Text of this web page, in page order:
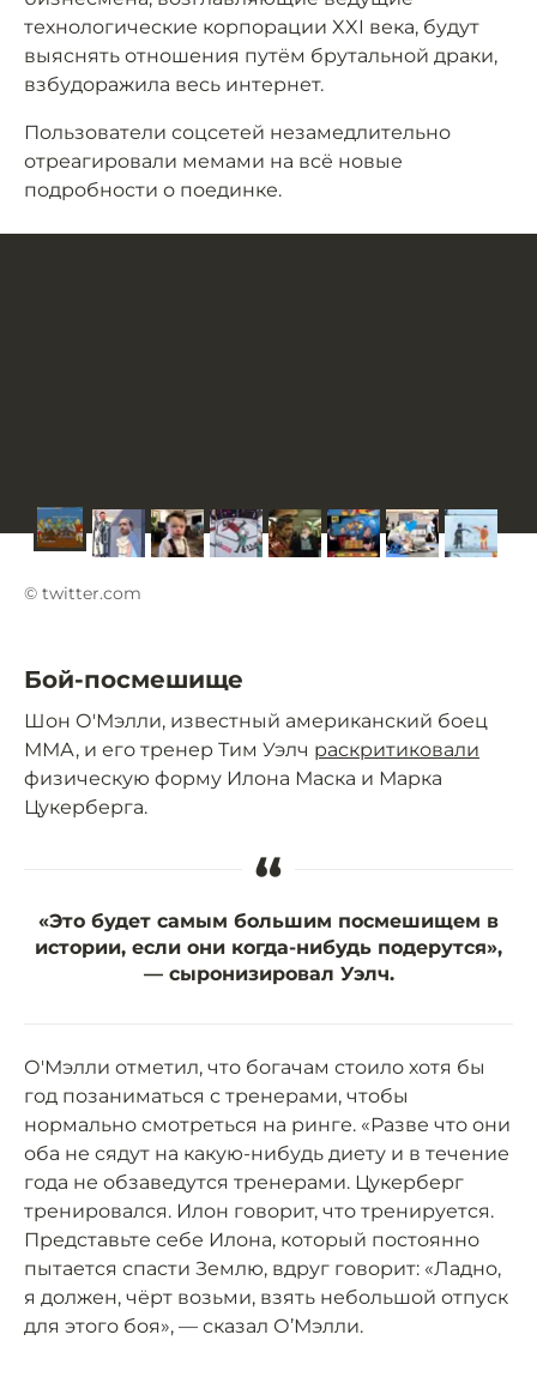
технологические корпорации XXI века, будут
выяснять отношения путём брутальной драки,
взбудоражила весь интернет.
Пользователи соцсетей незамедлительно
отреагировали мемами на всё новые
подробности о поединке.
© twitter.com
Бой-посмешище
Шон О'Мэлли, известный американский боец
ММА, и его тренер Тим Уэлч раскритиковали
физическую форму Илона Маска и Марка
Цукерберга.
“
«Это будет самым большим посмешищем в
истории, если они когда-нибудь подерутся»,
— сыронизировал Уэлч.
О'Мэлли отметил, что богачам стоило хотя бы
год позаниматься с тренерами, чтобы
нормально смотреться на ринге. «Разве что они
оба не сядут на какую-нибудь диету и в течение
года не обзаведутся тренерами. Цукерберг
тренировался. Илон говорит, что тренируется.
Представьте себе Илона, который постоянно
пытается спасти Землю, вдруг говорит: «Ладно,
я должен, чёрт возьми, взять небольшой отпуск
для этого боя», — сказал О’Мэлли.